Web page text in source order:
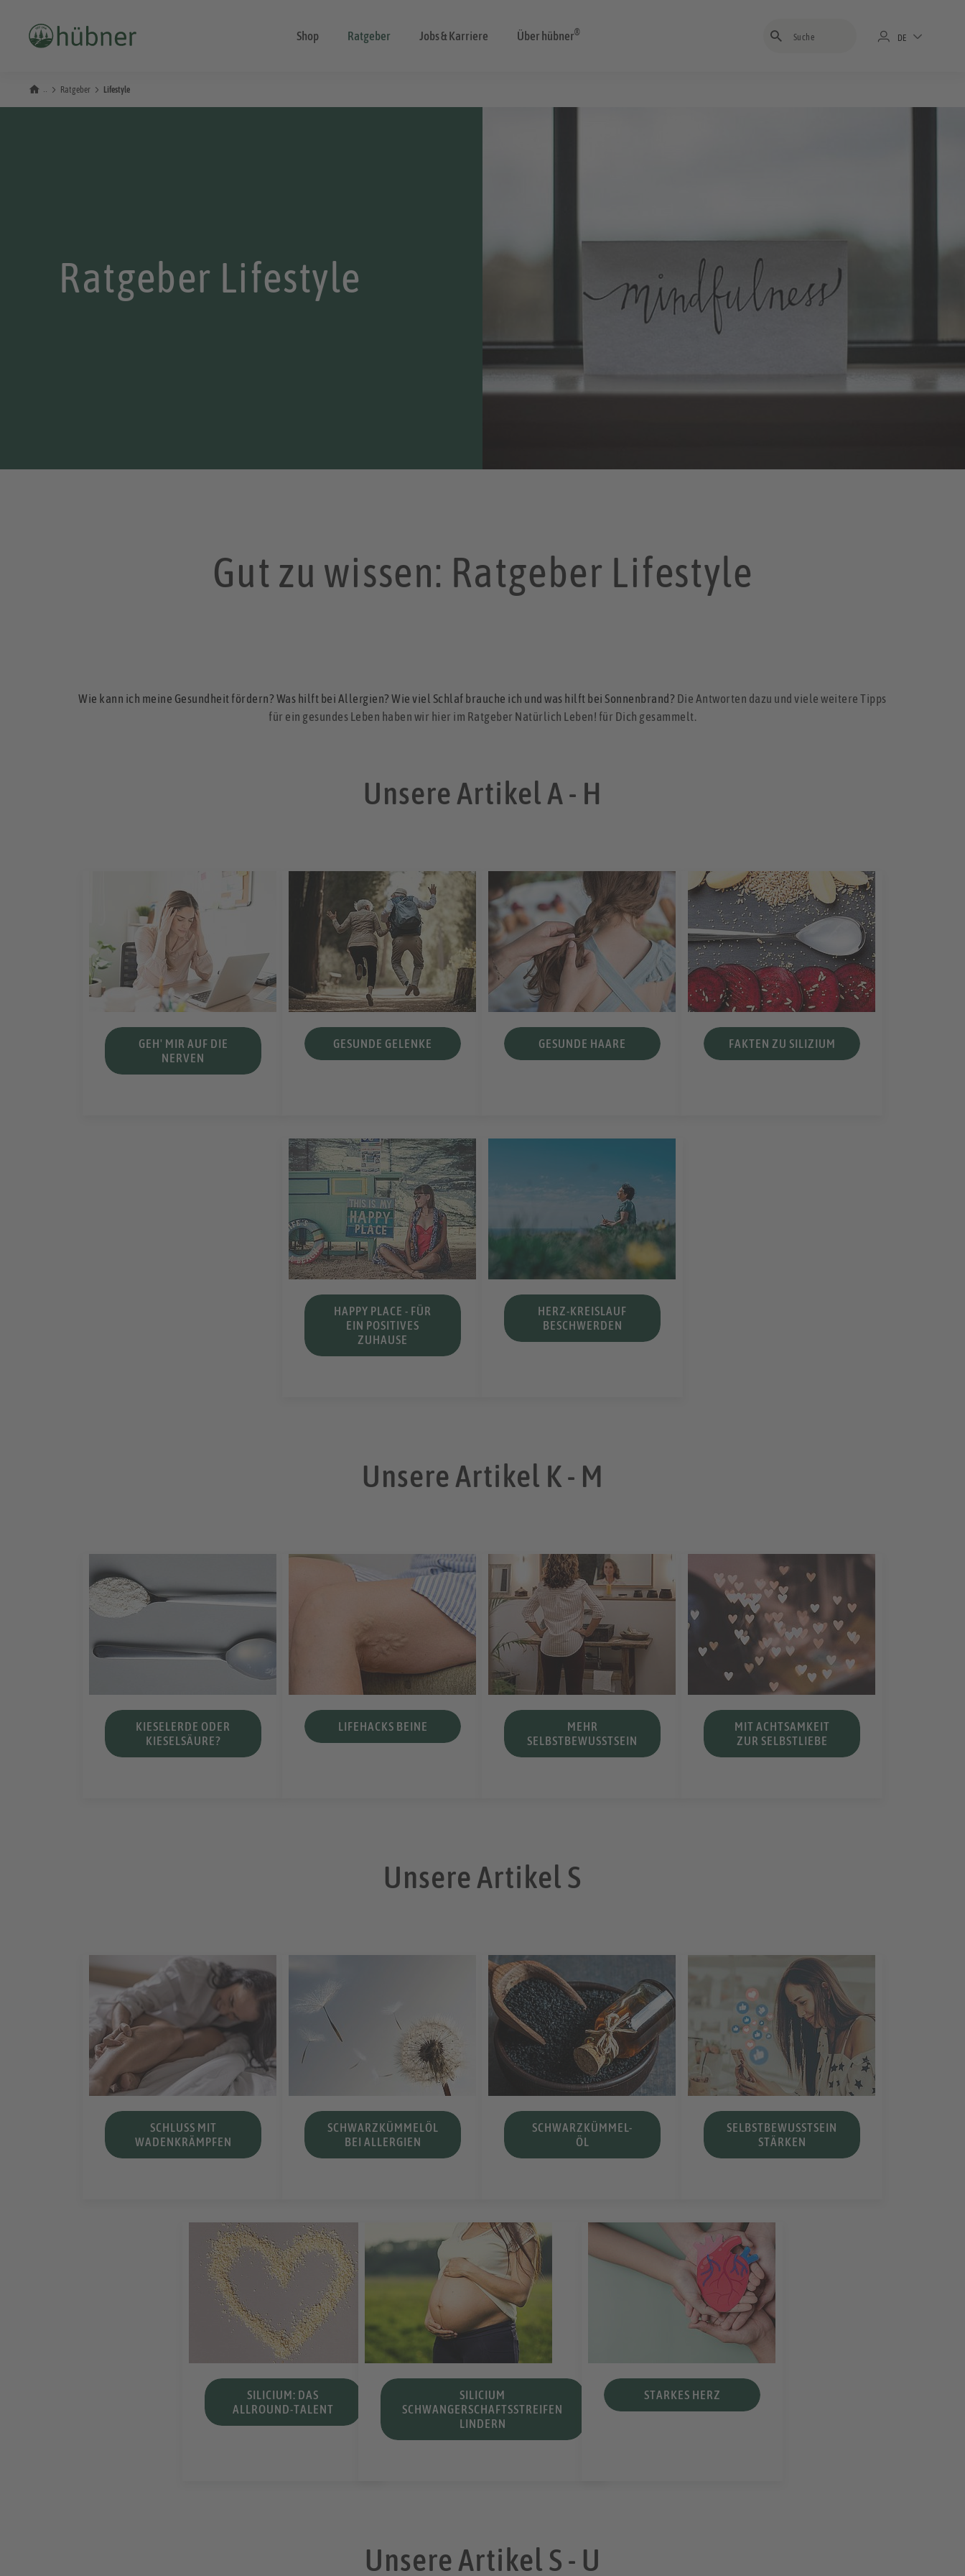
Shop Ratgeber Jobs & Karriere Über hübner®
DE
Ratgeber Lifestyle
Ratgeber Lifestyle
Gut zu wissen: Ratgeber Lifestyle
Wie kann ich meine Gesundheit fördern? Was hilft bei Allergien? Wie viel Schlaf brauche ich und was hilft bei Sonnenbrand? Die Antworten dazu und viele weitere Tipps
für ein gesundes Leben haben wir hier im Ratgeber Natürlich Leben! für Dich gesammelt.
Unsere Artikel A - H
GEH' MIR AUF DIE
NERVEN
GESUNDE GELENKE GESUNDE HAARE FAKTEN ZU SILIZIUM
HAPPY PLACE - FÜR
EIN POSITIVES
ZUHAUSE
HERZ-KREISLAUF
BESCHWERDEN
Unsere Artikel K - M
KIESELERDE ODER
KIESELSÄURE?
LIFEHACKS BEINE
MEHR
SELBSTBEWUSSTSEIN
MIT ACHTSAMKEIT
ZUR SELBSTLIEBE
Unsere Artikel S
SCHLUSS MIT
WADENKRÄMPFEN
SCHWARZKÜMMELÖL
BEI ALLERGIEN
SCHWARZKÜMMEL-
ÖL
SELBSTBEWUSSTSEIN
STÄRKEN
SILICIUM: DAS
ALLROUND-TALENT
SILICIUM
SCHWANGERSCHAFTSSTREIFEN
LINDERN
STARKES HERZ
Unsere Artikel S - U